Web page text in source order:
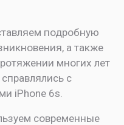
подробную
а также
многих лет
с
iPhone 6s.
современные